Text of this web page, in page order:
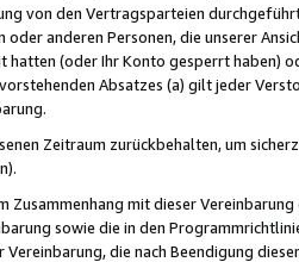
von den Vertragsparteien
anderen Personen, die unserer
hatten (oder Ihr Konto gesperrt haben)
Absatzes (a) gilt jeder
Zeitraum zurückbehalten, um
Zusammenhang mit dieser Vereinbarung
sowie die in den
die nach Beendigung